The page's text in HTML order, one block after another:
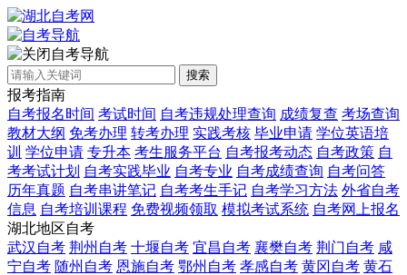
自考导航
搜索
报考指南
自考报名时间 考试时间 自考违规处理查询 成绩复查 考场查询
教材大纲 免考办理 转考办理 实践考核 毕业申请 学位英语培
训 学位申请 专升本 考生服务平台 自考报考动态 自考政策 自
考考试计划 自考实践毕业 自考专业 自考成绩查询 自考问答
历年真题 自考串讲笔记 自考考生手记 自考学习方法 外省自考
信息 自考培训课程 免费视频领取 模拟考试系统 自考网上报名
湖北地区自考
武汉自考 荆州自考 十堰自考 宜昌自考 襄樊自考 荆门自考 咸
宁自考 随州自考 恩施自考 鄂州自考 孝感自考 黄冈自考 黄石